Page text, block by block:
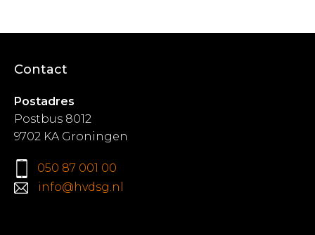
Contact
Postadres
Postbus 8012
9702 KA Groningen
050 87 001 00
info@hvdsg.nl